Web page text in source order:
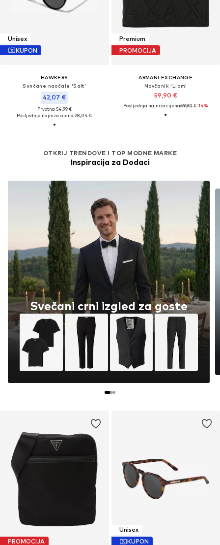
Unisex
KUPON
HAWKERS
Sunčane naočale 'Salt'
42,07 €
Prvotno: 54,99 €
Posljednja najniža cijena:28,04 €
Premium
PROMOCIJA
ARMANI EXCHANGE
Novčanik 'Liam'
59,90 €
Posljednja najniža cijena:69,90 €-14%
PROMOCIJA
Unisex
KUPON
OTKRIJ TRENDOVE I TOP MODNE MARKE
Inspiracija za Dodaci
Svečani crni izgled za goste